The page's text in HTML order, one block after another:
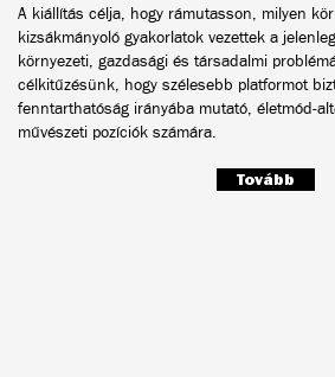
A kiállítás célja, hogy rámutasson, milyen
kizsákmányoló gyakorlatok vezettek a
környezeti, gazdasági és társadalmi
célkitűzésünk, hogy szélesebb platformot
fenntarthatóság irányába mutató, életmód-
művészeti pozíciók számára.
Tovább